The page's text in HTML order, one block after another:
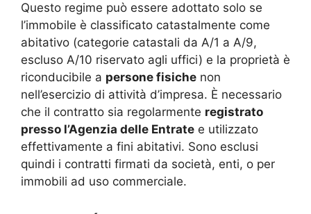
Questo regime può essere adottato solo se
l’immobile è classificato catastalmente come
abitativo (categorie catastali da A/1 a A/9,
escluso A/10 riservato agli uffici) e la proprietà è
riconducibile a persone fisiche non
nell’esercizio di attività d’impresa. È necessario
che il contratto sia regolarmente registrato
presso l’Agenzia delle Entrate e utilizzato
effettivamente a fini abitativi. Sono esclusi
quindi i contratti firmati da società, enti, o per
immobili ad uso commerciale.